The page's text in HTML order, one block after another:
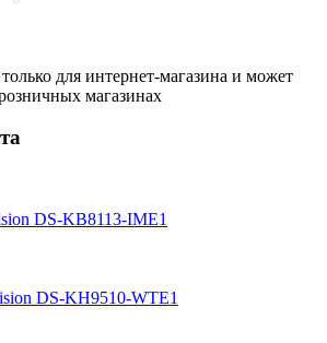
для интернет-магазина и может
магазинах
DS-KB8113-IME1
DS-KH9510-WTE1